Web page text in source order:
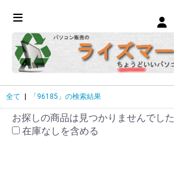
全て 「96185」の検索結果
お探しの商品は見つかりませんでした
在庫なしを含める